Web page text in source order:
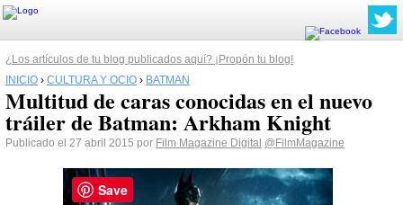
¿Los artículos de tu blog publicados aquí? ¡Propón tu blog!
INICIO › CULTURA Y OCIO › BATMAN
Multitud de caras conocidas en el nuevo
tráiler de Batman: Arkham Knight
Publicado el 27 abril 2015 por Film Magazine Digital @FilmMagazine
Save